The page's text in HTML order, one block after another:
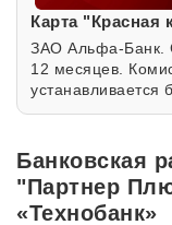
Карта "Красная
ЗАО Альфа-Банк.
12 месяцев.
устанавливается
Банковская
"Партнер
«Технобанк»